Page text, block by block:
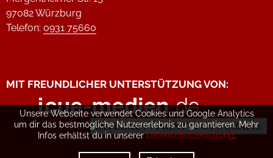
97082 Würzburg
Telefon: 0931 75660
MIT FREUNDLICHER UNTERSTÜTZUNG VON:
Unsere Webseite verwendet Cookies und Google Analytics
um dir das bestmögliche Nutzererlebnis zu garantieren. Mehr
Infos erhältst du in unsererDatenschutzerklärung.